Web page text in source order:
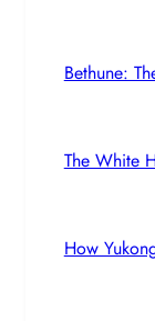
Bethune:
The White
How